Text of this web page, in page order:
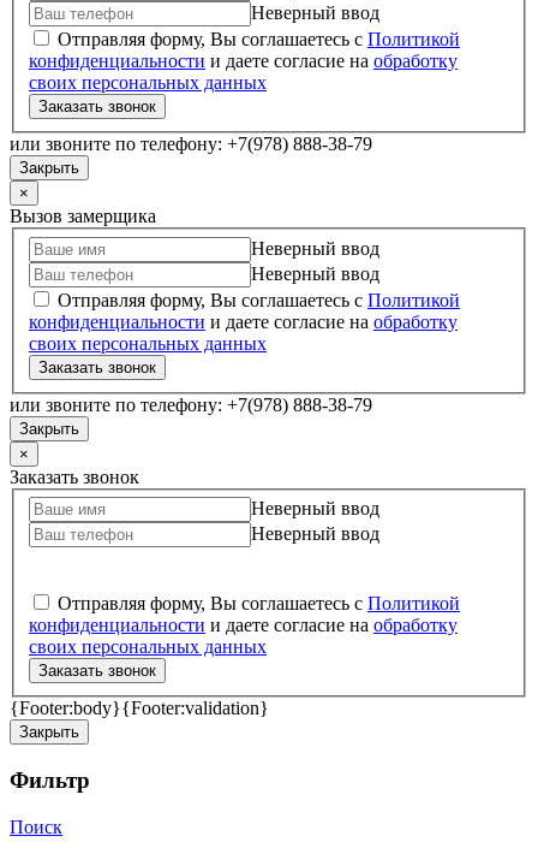
Неверный ввод
Отправляя форму, Вы соглашаетесь с Политикой
конфиденциальности и даете согласие на обработку
своих персональных данных
Заказать звонок
или звоните по телефону: +7(978) 888-38-79
Закрыть
×
Вызов замерщика
Неверный ввод
Неверный ввод
Отправляя форму, Вы соглашаетесь с Политикой
конфиденциальности и даете согласие на обработку
своих персональных данных
Заказать звонок
или звоните по телефону: +7(978) 888-38-79
Закрыть
×
Заказать звонок
Неверный ввод
Неверный ввод
Отправляя форму, Вы соглашаетесь с Политикой
конфиденциальности и даете согласие на обработку
своих персональных данных
Заказать звонок
{Footer:body}{Footer:validation}
Закрыть
Фильтр
Поиск